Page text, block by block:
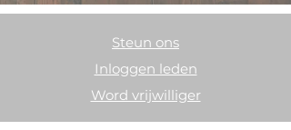
Steun ons
Inloggen leden
Word vrijwilliger